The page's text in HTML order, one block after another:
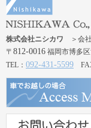
株式会社ニシカワ ＞会
〒 812-0016 福岡市博多
TEL： 092-431-5599